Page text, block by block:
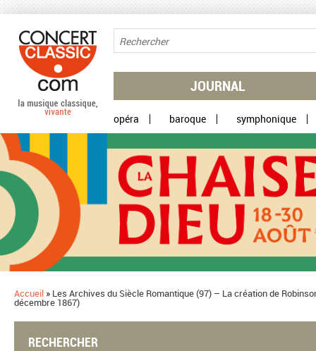
JOURNAL
opéra baroque symphonique
Accueil » ​Les Archives du Siècle Romantique (97) – La création de
décembre 1867)
RECHERCHER